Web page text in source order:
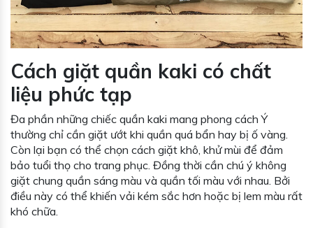
Cách giặt quần kaki có chất
liệu phức tạp
Đa phần những chiếc quần kaki mang phong cách Ý
thường chỉ cần giặt ướt khi quần quá bẩn hay bị ố vàng.
Còn lại bạn có thể chọn cách giặt khô, khử mùi để đảm
bảo tuổi thọ cho trang phục. Đồng thời cần chú ý không
giặt chung quần sáng màu và quần tối màu với nhau. Bởi
điều này có thể khiến vải kém sắc hơn hoặc bị lem màu rất
khó chữa.